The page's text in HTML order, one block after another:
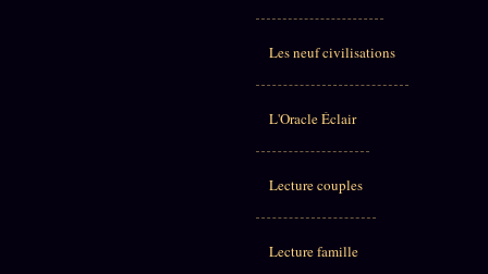
Les neuf civilisations
L'Oracle Éclair
Lecture couples
Lecture famille